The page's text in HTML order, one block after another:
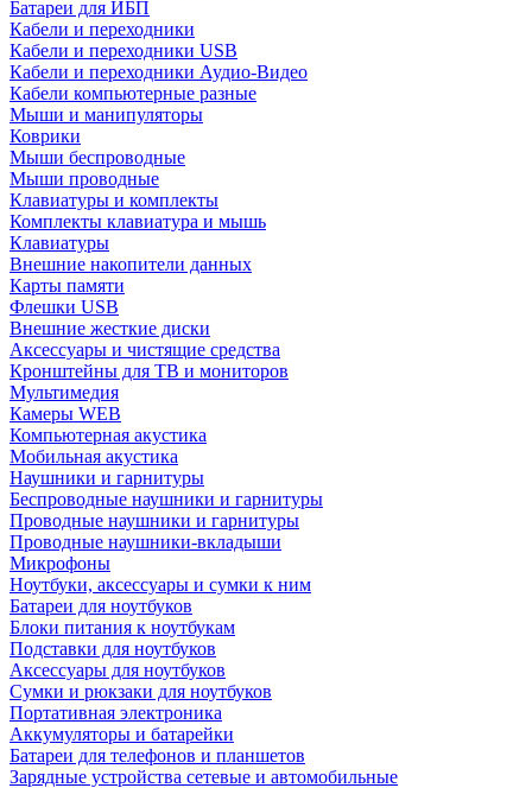
Батареи для ИБП
Кабели и переходники
Кабели и переходники USB
Кабели и переходники Аудио-Видео
Кабели компьютерные разные
Мыши и манипуляторы
Коврики
Мыши беспроводные
Мыши проводные
Клавиатуры и комплекты
Комплекты клавиатура и мышь
Клавиатуры
Внешние накопители данных
Карты памяти
Флешки USB
Внешние жесткие диски
Аксессуары и чистящие средства
Кронштейны для ТВ и мониторов
Мультимедия
Камеры WEB
Компьютерная акустика
Мобильная акустика
Наушники и гарнитуры
Беспроводные наушники и гарнитуры
Проводные наушники и гарнитуры
Проводные наушники-вкладыши
Микрофоны
Ноутбуки, аксессуары и сумки к ним
Батареи для ноутбуков
Блоки питания к ноутбукам
Подставки для ноутбуков
Аксессуары для ноутбуков
Сумки и рюкзаки для ноутбуков
Портативная электроника
Аккумуляторы и батарейки
Батареи для телефонов и планшетов
Зарядные устройства сетевые и автомобильные